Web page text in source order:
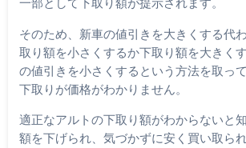
そのため、新車の値引きを大きくする代
取り額を小さくするか下取り額を大きく
の値引きを小さくするという方法を取っ
下取りが価格がわかりません。
適正なアルトの下取り額がわからないと
額を下げられ、気づかずに安く買い取ら